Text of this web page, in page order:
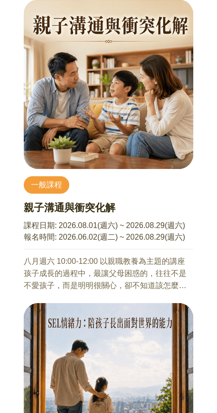
4. 跟著音樂去旅行：透過音樂的鋪陳與語言的陪
伴，體驗聲音作為紓壓媒介的溫柔力量。
5. Q & A 時間
【招生對象】
• 對音樂療癒、聲音感知有興趣者
• 希望透過聽覺探索自我情緒與記憶者
• 單純渴望在忙碌生活中，有一段屬於自己的感官
暫停時刻者
• 本課程參與者無須具備音樂背景，歡迎帶著開放
的心前來，與我們一同走進聲音的內在風景，期
待與您在聲音中共感、共鳴
• 備註：歡迎自備家中簡易無音階型輕型樂器參與
工作坊實務體驗(如鈴鼓、手搖鈴、自製沙鈴、波
浪鼓、三角鐵等)
李晴旭 音樂治療師
英國國家音樂治療協會(B.A.M.T)檢定合格音樂治
療師（Since 2000）
• 臺大醫院輔助暨整合醫學中心｜音樂輔助療法諮
詢師
• 財團法人光仁社會福利基金會附設
-臺北市南海發展中心｜音樂治療師
• 社團法人小胖威利病友關懷協會 威利工作坊中和
站｜音樂治療師
本系列工作坊不接受當天報名
產業發展到地方生活文化，重新閱讀島嶼與人的
關係。
本系列由知名旅行家馬繼康以「慢行、深度、感
知」為核心，不以走訪數量為目的，而以理解土
地為核心，以實際旅遊、觀察、講述與地方文化
美食體驗，在旅行之中理解臺灣。
一日遊(8HR)，含交通、一餐、旅遊體驗內容，每
場每人費用：1,600元含稅。
※報名後請於 7 日內完成已報名「全部場次」之繳
費，逾期未完成繳費者，系統將自動取消未完成
繳費之報名資格並釋出名額。
(範例:6/27 報名 2 個場次（每場 1,600 元），應於
場），經主辦單位確認款項後，始完成報名。)
8/14(五) 8:00~17:30 北海岸地質之旅
馬繼康 老師
從岩層、海岸與風化地景，認識臺灣北海岸如何
被時間與海洋塑造，理解地質與自然環境的形
9/11(五) 8:00~17:30 五漁村與海岸鐵道之旅
馬繼康 老師
沿著宜蘭海岸鐵道，走讀漁村聚落與地方生活，
認識鐵道如何改變地方產業與文化移動。
【公告】《台灣旅行學－風土人文之旅》10月16
日（金瓜石：山城與歲月之旅）因故調整至10月
23日舉辦，敬請已報名學員留意相關通知。
一般課程
親子溝通與衝突化解
課程日期: 2026.08.01(週六) ~ 2026.08.29(週六)
報名時間: 2026.06.02(週二) ~ 2026.08.29(週六)
八月週六 10:00-12:00 以親職教養為主題的講座
孩子成長的過程中，最讓父母困惑的，往往不是
不愛孩子，而是明明很關心，卻不知道該怎麼
教，甚至爭吵。
孩子的沉默、頂嘴、情緒爆發，背後可能不是故
意唱反調，而是正在經歷發展變化、壓力累積，
或不知道如何表達自己的感受。
而父母的著急、擔心與用力，也常常因為說法不
同，被孩子感受到壓力或控制。
從青少年發展、親子衝突根源、溝通心法、情緒
訊號與現場降溫技巧出發，陪伴家長重新理解孩
子，也重新看見自己在關係中的用心。